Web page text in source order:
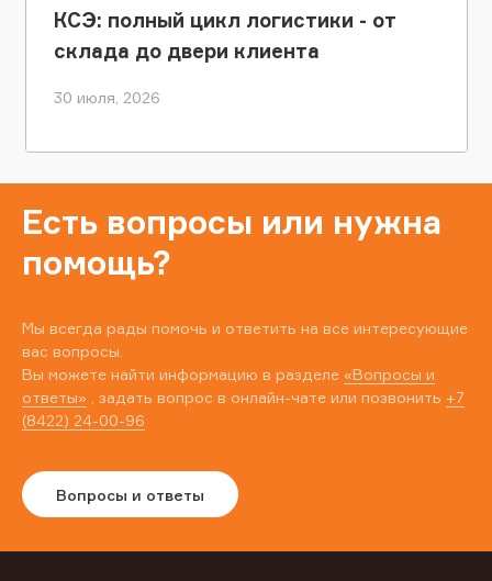
КСЭ: полный цикл логистики - от
склада до двери клиента
30 июля, 2026
Есть вопросы или нужна
помощь?
Мы всегда рады помочь и ответить на все интересующие
вас вопросы.
Вы можете найти информацию в разделе «Вопросы и
ответы» , задать вопрос в онлайн-чате или позвонить +7
(8422) 24-00-96
Вопросы и ответы